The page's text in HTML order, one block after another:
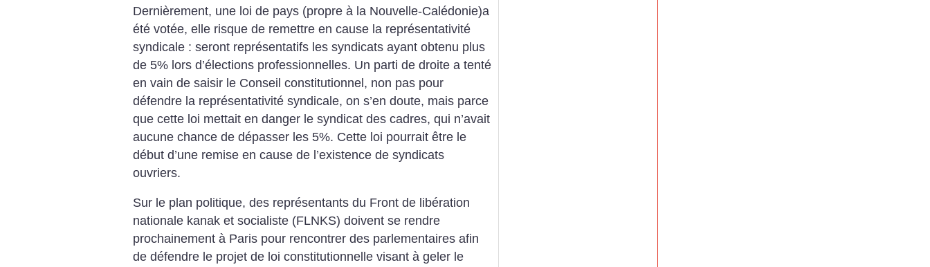
Dernièrement, une loi de pays (propre à la Nouvelle-Calédonie)a
été votée, elle risque de remettre en cause la représentativité
syndicale : seront représentatifs les syndicats ayant obtenu plus
de 5% lors d’élections professionnelles. Un parti de droite a tenté
en vain de saisir le Conseil constitutionnel, non pas pour
défendre la représentativité syndicale, on s’en doute, mais parce
que cette loi mettait en danger le syndicat des cadres, qui n’avait
aucune chance de dépasser les 5%. Cette loi pourrait être le
début d’une remise en cause de l’existence de syndicats
ouvriers.
Sur le plan politique, des représentants du Front de libération
nationale kanak et socialiste (FLNKS) doivent se rendre
prochainement à Paris pour rencontrer des parlementaires afin
de défendre le projet de loi constitutionnelle visant à geler le